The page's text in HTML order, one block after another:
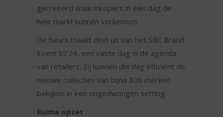
gecreëerd waar inkopers in één dag de
hele markt kunnen verkennen.
De beurs maakt deel uit van het SBC Brand
Event SS’24, een vaste dag in de agenda
van retailers. Zij kunnen die dag efficiënt de
nieuwe collecties van bijna 300 merken
bekijken in een ongedwongen setting.
Ruime opzet